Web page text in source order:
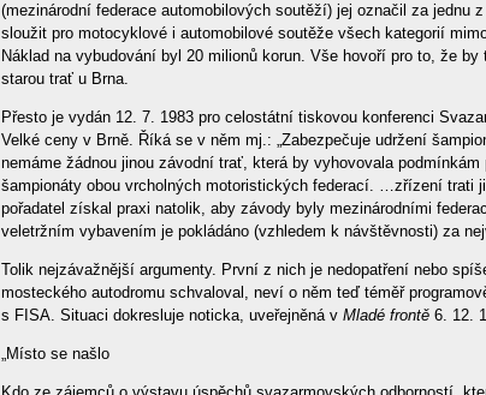
(mezinárodní federace automobilových soutěží) jej označil za jednu
sloužit pro motocyklové i automobilové soutěže všech kategorií
Náklad na vybudování byl 20 milionů korun. Vše hovoří pro to, že
starou trať u Brna.
Přesto je vydán 12. 7. 1983 pro celostátní tiskovou konferenci
Velké ceny v Brně. Říká se v něm mj.: „Zabezpečuje udržení
nemáme žádnou jinou závodní trať, která by vyhovovala
šampionáty obou vrcholných motoristických federací. …zřízení trati
pořadatel získal praxi natolik, aby závody byly mezinárodními
veletržním vybavením je pokládáno (vzhledem k návštěvnosti) za
Tolik nejzávažnější argumenty. První z nich je nedopatření nebo
mosteckého autodromu schvaloval, neví o něm teď téměř
s FISA. Situaci dokresluje noticka, uveřejněná v Mladé frontě 6. 12.
„Místo se našlo